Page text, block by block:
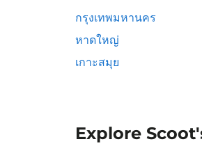
กรุงเทพมหานคร
หาดใหญ่
เกาะสมุย
Explore